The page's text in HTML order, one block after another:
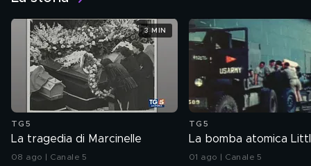
TG5
La tragedia di Marcinelle
08 ago | Canale 5
3 MIN
TG5
La bomba atomica
01 ago | Canale 5